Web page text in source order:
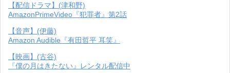
【配信ドラマ】(津和野)
AmazonPrimeVideo『犯罪者』第2話
【音声】(伊藤)
Amazon Audible『有田哲平 耳笑』
【映画】(古谷)
『僕の月はきたない』レンタル配信中